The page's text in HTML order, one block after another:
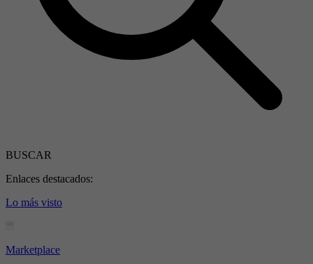
BUSCAR
Enlaces destacados:
Lo más visto
Marketplace